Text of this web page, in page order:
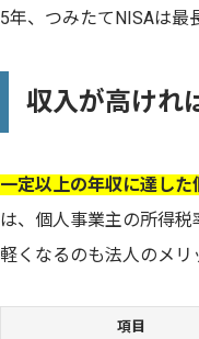
5年、つみたてNISAは最
収入が高けれ
一定以上の年収に達し
は、個人事業主の所得
軽くなるのも法人のメ
項目